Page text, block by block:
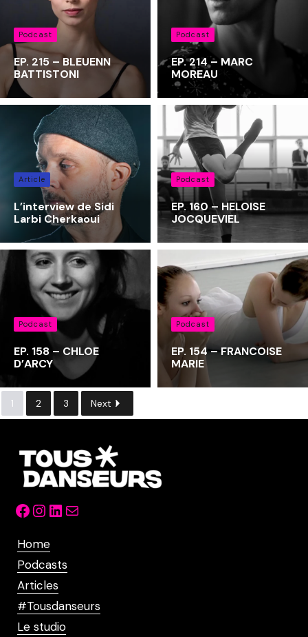
Podcast
EP. 215 – BLEUENN
BATTISTONI
Podcast
EP. 214 – MARC
MOREAU
Article
L’interview de Sidi
Larbi Cherkaoui
Podcast
EP. 160 – HELOISE
JOCQUEVIEL
Podcast
EP. 158 – CHLOE
D’ARCY
Podcast
EP. 154 – FRANCOISE
MARIE
1 2 3 Next
Facebook
Instagram
LinkedIn
Mail
Home
Podcasts
Articles
#Tousdanseurs
Le studio